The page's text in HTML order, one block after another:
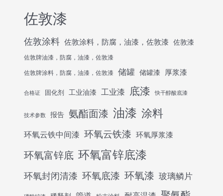
佐敦漆
佐敦涂料 佐敦涂料，防腐，油漆，佐敦漆 佐敦漆
佐敦牌油漆，防腐，油漆，佐敦漆
佐敦牌涂料，防腐，油漆，佐敦漆 储罐 储罐漆 厚浆漆
合格证 固化剂 工业油漆 工业漆 底漆 快干醇酸底漆
技术参数 报告 氨酯面漆 油漆 涂料
环氧云铁中间漆 环氧云铁漆 环氧厚浆漆
环氧富锌底 环氧富锌底漆
环氧封闭清漆 环氧底漆 环氧漆 玻璃鳞片